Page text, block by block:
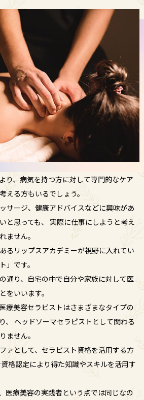
り、病気を持つ方に対して専門的なケア
える方もいるでしょう。
サージ、健康アドバイスなどに興味があ
と思っても、 実際に仕事にしようと考え
ません。
るリップスアカデミーが視野に入れてい
」です。
通り、自宅の中で自分や家族に対して医
をいいます。
療美容セラピストはさまざまなタイプの
ヘッドソーマセラピストとして関わる
ません。
ァとして、セラピスト資格を活用する方
格認定により得た知識やスキルを活用す
医療美容の実践者という点では同じなの